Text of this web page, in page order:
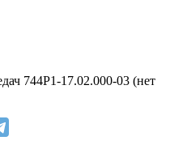
744Р1-17.02.000-03 (нет